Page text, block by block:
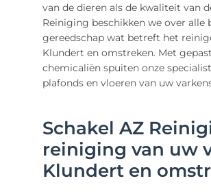
van de dieren als de kwaliteit van
Reiniging beschikken we over alle
gereedschap wat betreft het
Klundert en omstreken. Met
chemicaliën spuiten onze
plafonds en vloeren van uw
Schakel AZ
reiniging van uw
Klundert en